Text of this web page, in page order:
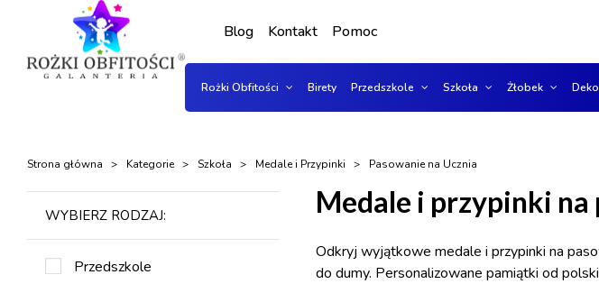
Blog Kontakt Pomoc
Rożki Obfitości Birety Przedszkole Szkoła Żłobek
Strona główna Kategorie Szkoła Medale i Przypinki Pasowanie na Ucznia
WYBIERZ RODZAJ:
Przedszkole
Medale i przypinki na
Odkryj wyjątkowe medale i przypinki na
do dumy. Personalizowane pamiątki od